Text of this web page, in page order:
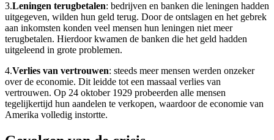
3.Leningen terugbetalen: bedrijven en banken die leningen hadden
uitgegeven, wilden hun geld terug. Door de ontslagen en het gebrek
aan inkomsten konden veel mensen hun leningen niet meer
terugbetalen. Hierdoor kwamen de banken die het geld hadden
uitgeleend in grote problemen.
4.Verlies van vertrouwen: steeds meer mensen werden onzeker
over de economie. Dit leidde tot een massaal verlies van
vertrouwen. Op 24 oktober 1929 probeerden alle mensen
tegelijkertijd hun aandelen te verkopen, waardoor de economie van
Amerika volledig instortte.